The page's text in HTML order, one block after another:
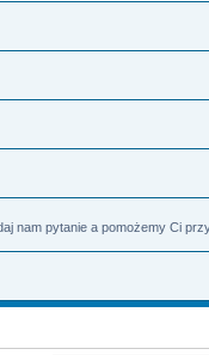
nam pytanie a pomożemy Ci